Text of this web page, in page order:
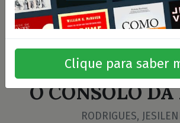
O CONSOLO
RODRIGUES,
Clique para saber